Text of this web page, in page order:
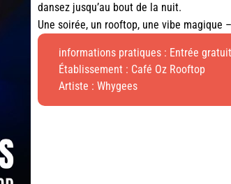
dansez jusqu’au bout de la nuit.
Une soirée, un rooftop, une vibe magique
informations pratiques : Entrée
Établissement : Café Oz Rooftop
Artiste : Whygees